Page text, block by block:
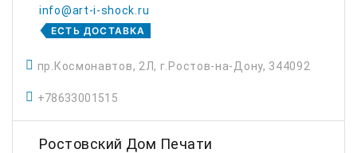
банки. Типография обеспечивает
выполнение полного цикла услуг, а мощная
info@art-i-shock.ru
ЕСТЬ ДОСТАВКА
пр.Космонавтов, 2Л, г.Ростов-на-Дону, 344092
+78633001515
Ростовский Дом Печати